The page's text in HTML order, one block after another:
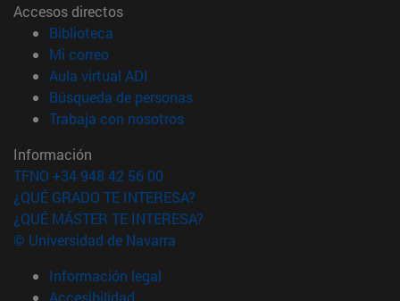
Accesos directos
Biblioteca
Mi correo(abre en nueva ventana)
Aula virtual ADI
Búsqueda de personas(abre en nueva ventana)
Trabaja con nosotros(abre en nueva ventana)
Información
TFNO +34 948 42 56 00
¿QUÉ GRADO TE INTERESA?
¿QUÉ MÁSTER TE INTERESA?
© Universidad de Navarra
Información legal
Accesibilidad